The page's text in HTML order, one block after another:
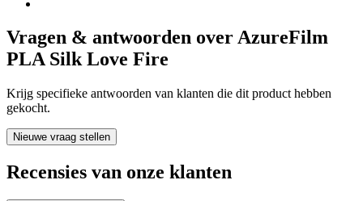
Vragen & antwoorden over AzureFilm
PLA Silk Love Fire
Krijg specifieke antwoorden van klanten die dit product hebben
gekocht.
Nieuwe vraag stellen
Recensies van onze klanten